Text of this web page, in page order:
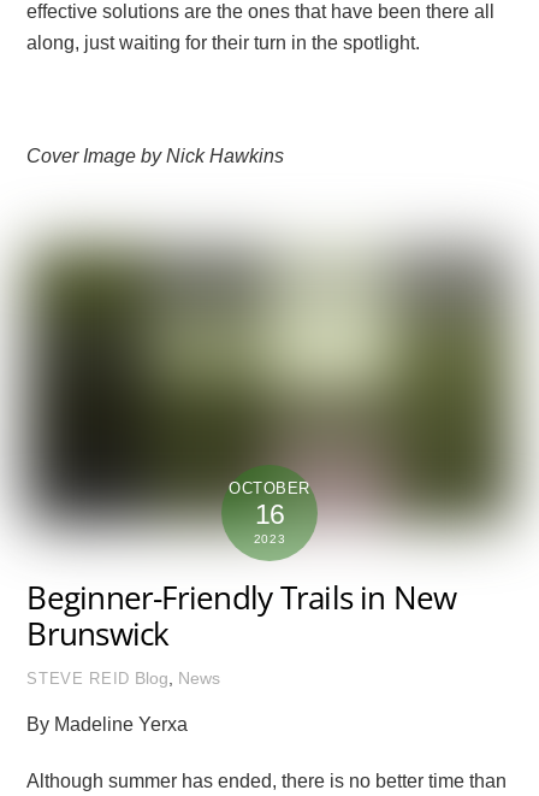
effective solutions are the ones that have been there all
along, just waiting for their turn in the spotlight.
Cover Image by Nick Hawkins
OCTOBER
16
2023
Beginner-Friendly Trails in New
Brunswick
STEVE REID Blog News
By Madeline Yerxa
Although summer has ended, there is no better time than